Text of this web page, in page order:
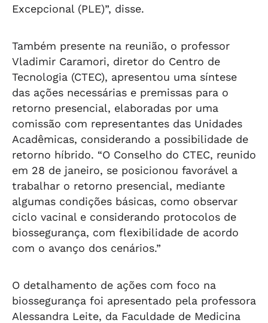
Excepcional (PLE)”, disse.
Também presente na reunião, o professor
Vladimir Caramori, diretor do Centro de
Tecnologia (CTEC), apresentou uma síntese
das ações necessárias e premissas para o
retorno presencial, elaboradas por uma
comissão com representantes das Unidades
Acadêmicas, considerando a possibilidade de
retorno híbrido. “O Conselho do CTEC, reunido
em 28 de janeiro, se posicionou favorável a
trabalhar o retorno presencial, mediante
algumas condições básicas, como observar
ciclo vacinal e considerando protocolos de
biossegurança, com flexibilidade de acordo
com o avanço dos cenários.”
O detalhamento de ações com foco na
biossegurança foi apresentado pela professora
Alessandra Leite, da Faculdade de Medicina